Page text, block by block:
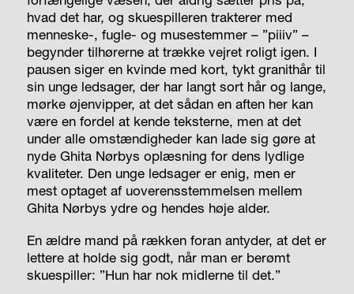
hvad det har, og skuespilleren trakterer med
menneske-, fugle- og musestemmer – ”piiiv” –
begynder tilhørerne at trække vejret roligt igen. I
pausen siger en kvinde med kort, tykt granithår til
sin unge ledsager, der har langt sort hår og lange,
mørke øjenvipper, at det sådan en aften her kan
være en fordel at kende teksterne, men at det
under alle omstændigheder kan lade sig gøre at
nyde Ghita Nørbys oplæsning for dens lydlige
kvaliteter. Den unge ledsager er enig, men er
mest optaget af uoverensstemmelsen mellem
Ghita Nørbys ydre og hendes høje alder.
En ældre mand på rækken foran antyder, at det er
lettere at holde sig godt, når man er berømt
skuespiller: ”Hun har nok midlerne til det.”